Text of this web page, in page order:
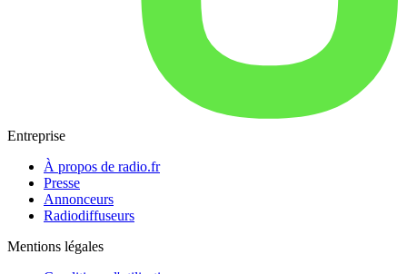
Entreprise
À propos de radio.fr
Presse
Annonceurs
Radiodiffuseurs
Mentions légales